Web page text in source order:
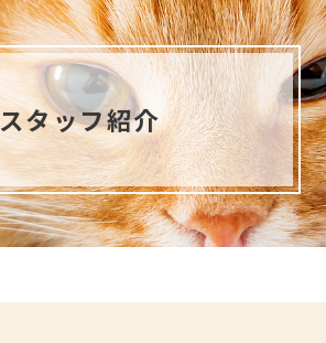
スタッフ紹介